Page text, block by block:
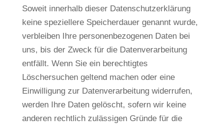
Soweit innerhalb dieser Datenschutzerklärung
keine speziellere Speicherdauer genannt wurde,
verbleiben Ihre personenbezogenen Daten bei
uns, bis der Zweck für die Datenverarbeitung
entfällt. Wenn Sie ein berechtigtes
Löschersuchen geltend machen oder eine
Einwilligung zur Datenverarbeitung widerrufen,
werden Ihre Daten gelöscht, sofern wir keine
anderen rechtlich zulässigen Gründe für die